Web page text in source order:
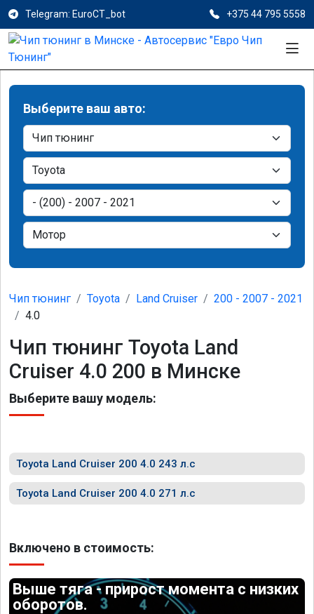
Telegram: EuroCT_bot +375 44 795 5558
Выберите ваш авто:
Чип тюнинг Toyota Land Cruiser
200 - 2007 - 2021
4.0
Чип тюнинг Toyota Land
Cruiser 4.0 200 в Минске
Выберите вашу модель:
Toyota Land Cruiser 200 4.0 243 л.с
Toyota Land Cruiser 200 4.0 271 л.с
Включено в стоимость:
Выше тяга - прирост момента с низких
оборотов.